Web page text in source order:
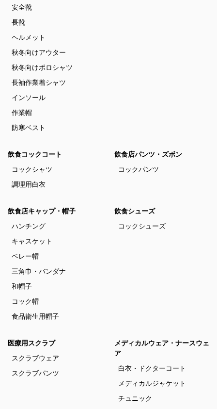
安全靴
長靴
ヘルメット
秋冬向けアウター
秋冬向けポロシャツ
長袖作業着シャツ
インソール
作業帽
防寒ベスト
飲食コックコート
コックシャツ
調理用白衣
飲食店パンツ・ズボン
コックパンツ
飲食店キャップ・帽子
ハンチング
キャスケット
ベレー帽
三角巾・バンダナ
和帽子
コック帽
食品衛生用帽子
飲食シューズ
コックシューズ
医療用スクラブ
スクラブウェア
スクラブパンツ
メディカルウェア・ナースウェ
ア
白衣・ドクターコート
メディカルジャケット
チュニック